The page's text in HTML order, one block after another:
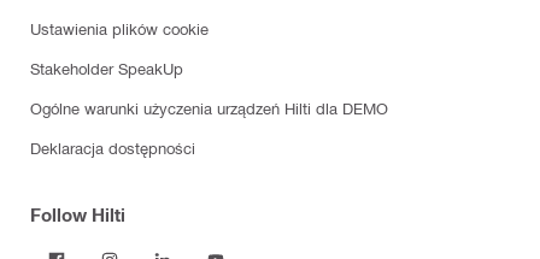
Ustawienia plików cookie
Stakeholder SpeakUp
Ogólne warunki użyczenia urządzeń Hilti dla DEMO
Deklaracja dostępności
Follow Hilti